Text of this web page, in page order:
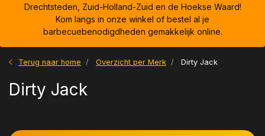
Drechtsteden, Zuid-Holland-Zuid en de Hoekse Waard!
Kom langs in onze winkel of bestel al je
barbecuebenodigdheden gemakkelijk online.
Terug naar home Overzicht per Merk Dirty Jack
Dirty Jack